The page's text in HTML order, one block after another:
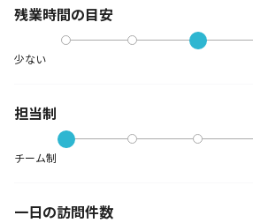
残業時間の目安
少ない
担当制
チーム制
一日の訪問件数